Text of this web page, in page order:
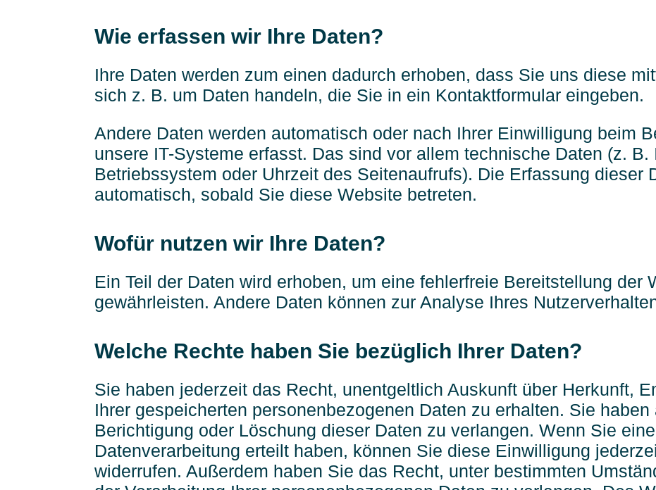
Wie erfassen wir Ihre Daten?
Ihre Daten werden zum einen dadurch erhoben, dass Sie uns diese
sich z. B. um Daten handeln, die Sie in ein Kontaktformular eingeben.
Andere Daten werden automatisch oder nach Ihrer Einwilligung beim
unsere IT-Systeme erfasst. Das sind vor allem technische Daten (z. B.
Betriebssystem oder Uhrzeit des Seitenaufrufs). Die Erfassung dieser
automatisch, sobald Sie diese Website betreten.
Wofür nutzen wir Ihre Daten?
Ein Teil der Daten wird erhoben, um eine fehlerfreie Bereitstellung der
gewährleisten. Andere Daten können zur Analyse Ihres
Welche Rechte haben Sie bezüglich Ihrer Daten?
Sie haben jederzeit das Recht, unentgeltlich Auskunft über Herkunft,
Ihrer gespeicherten personenbezogenen Daten zu erhalten. Sie
Berichtigung oder Löschung dieser Daten zu verlangen. Wenn Sie
Datenverarbeitung erteilt haben, können Sie diese Einwilligung
widerrufen. Außerdem haben Sie das Recht, unter bestimmten